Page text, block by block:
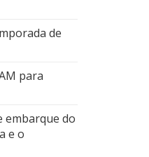
de
para
embarque do
e o